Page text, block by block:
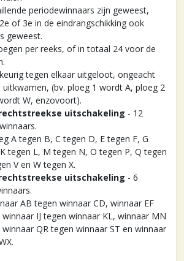
periodewinnaars zijn geweest,
of 3e in de eindrangschikking ook
geweest.
per reeks, of in totaal 24 voor de
tegen elkaar uitgeloot, ongeacht
uitkwamen, (bv. ploeg 1 wordt A, ploeg 2
W, enzovoort).
uitschakeling - 12
A tegen B, C tegen D, E tegen F, G
tegen L, M tegen N, O tegen P, Q tegen
V en W tegen X.
uitschakeling - 6
AB tegen winnaar CD, winnaar EF
IJ tegen winnaar KL, winnaar MN
QR tegen winnaar ST en winnaar